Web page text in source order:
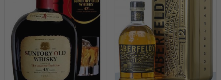
ADD TO
WISHLIST
ADD TO
WISHLIST